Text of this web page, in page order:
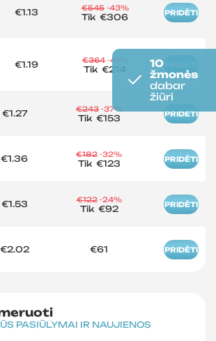
€1.13 €545 -43%
Tik€306 PRIDĖTI
€1.19 €364 -41%
Tik€214
€1.27 €243 -37%
Tik €153 PRIDĖTI
€1.36 €182 -32%
Tik €123 PRIDĖTI
€1.53 €122 -24%
Tik €92 PRIDĖTI
€2.02 €61 PRIDĖTI
PASIŪLYMAI IR NAUJIENOS
10
žmonės
dabar
žiūri